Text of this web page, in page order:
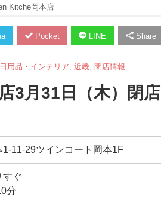
Kitche岡本店
Pocket LINE Share
用品・インテリア 近畿, 閉店情報
3月31日（木）閉店
11-29ツインコート岡本1F
すぐ
分